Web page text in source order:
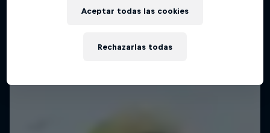
Rechazarlas todas
Aceptar todas las cookies